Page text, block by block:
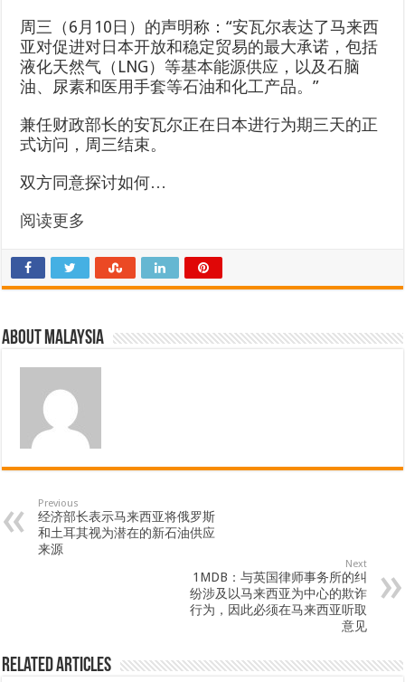
周三（6月10日）的声明称：“安瓦尔表达了马来西
亚对促进对日本开放和稳定贸易的最大承诺，包括
液化天然气（LNG）等基本能源供应，以及石脑
油、尿素和医用手套等石油和化工产品。”
兼任财政部长的安瓦尔正在日本进行为期三天的正
式访问，周三结束。
双方同意探讨如何…
阅读更多
About Malaysia
Previous
经济部长表示马来西亚将俄罗斯
和土耳其视为潜在的新石油供应
来源
Next
1MDB：与英国律师事务所的纠
纷涉及以马来西亚为中心的欺诈
行为，因此必须在马来西亚听取
意见
Related Articles